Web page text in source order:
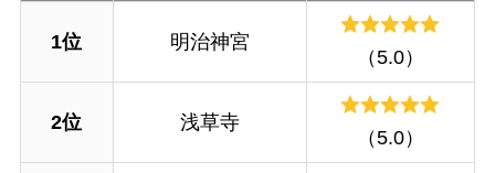
1位 明治神宮
（5.0）
2位 浅草寺
（5.0）